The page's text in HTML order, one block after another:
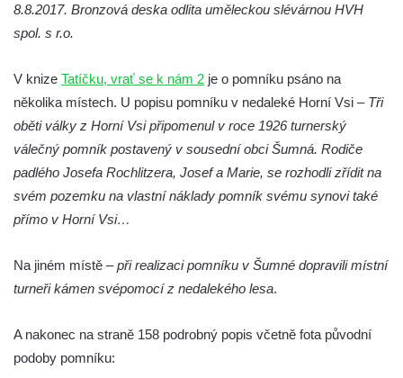
Kenotaf Edmunda Andera na hřbitově v
Krásné u Pěnčína
Hřbitovní kaple rodiny Fiedler na hřbitově v
Teplicích nad Metují
Kenotaf Franze Ruseho na hřbitově v
Teplicích nad Metují
Pomník obětem 2. světové války na hřbitově
Hrob Waltera Hilleho na hřbitově ve Vlčí
Kenotaf Oskara Ringelhana na hřbitově v
Benešově nad Ploučnicí
8.8.2017. Bronzová deska odlita uměleckou slévárnou HVH
spol. s r.o.
V knize Tatíčku, vrať se k nám 2 je o pomníku psáno na
několika místech. U popisu pomníku v nedaleké Horní Vsi – Tři
oběti války z Horní Vsi připomenul v roce 1926 turnerský
válečný pomník postavený v sousední obci Šumná. Rodiče
padlého Josefa Rochlitzera, Josef a Marie, se rozhodli zřídit na
svém pozemku na vlastní náklady pomník svému synovi také
přímo v Horní Vsi…
Na jiném místě –při realizaci pomníku v Šumné dopravili místní
turneři kámen svépomocí z nedalekého lesa.
A nakonec na straně 158 podrobný popis včetně fota původní
podoby pomníku: